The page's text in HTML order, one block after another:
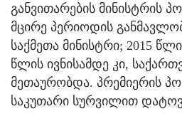
განვითარების მინისტრის
მცირე პერიოდის
საქმეთა მინისტრი; 2015
წლის ივნისამდე კი,
მეთაურობდა. პრემიერის
საკუთარი სურვილით